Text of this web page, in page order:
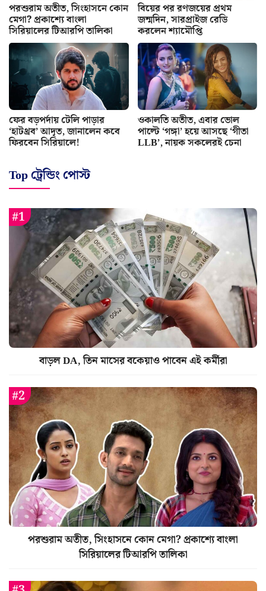
পরশুরাম অতীত, সিংহাসনে কোন
মেগা? প্রকাশ্যে বাংলা
সিরিয়ালের টিআরপি তালিকা
বিয়ের পর রণজয়ের প্রথম
জন্মদিন, সারপ্রাইজ রেডি
করলেন শ্যামৌপ্তি
ফের বড়পর্দায় টেলি পাড়ার
‘হাটথ্রব’ আদৃত, জানালেন কবে
ফিরবেন সিরিয়ালে!
ওকালতি অতীত, এবার ভোল
পাল্টে ‘গঙ্গা’ হয়ে আসছে ‘গীতা
LLB’, নায়ক সকলেরই চেনা
Top ট্রেন্ডিং পোস্ট
বাড়ল DA, তিন মাসের বকেয়াও পাবেন এই কর্মীরা
পরশুরাম অতীত, সিংহাসনে কোন মেগা? প্রকাশ্যে বাংলা
সিরিয়ালের টিআরপি তালিকা